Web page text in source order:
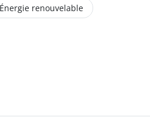
renouvelable